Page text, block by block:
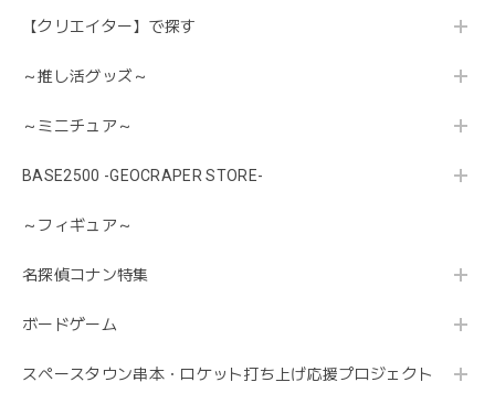
【クリエイター】で探す
～推し活グッズ～
～ミニチュア～
BASE2500 -GEOCRAPER STORE-
～フィギュア～
名探偵コナン特集
ボードゲーム
スペースタウン串本・ロケット打ち上げ応援プロジェクト